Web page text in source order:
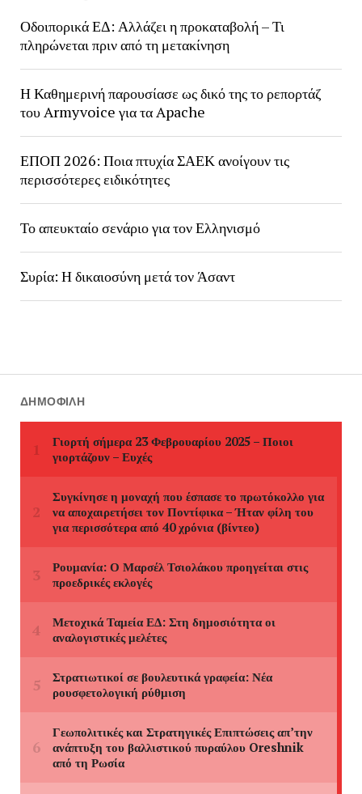
Οδοιπορικά ΕΔ: Αλλάζει η προκαταβολή – Τι
πληρώνεται πριν από τη μετακίνηση
Η Καθημερινή παρουσίασε ως δικό της το ρεπορτάζ
του Armyvoice για τα Apache
ΕΠΟΠ 2026: Ποια πτυχία ΣΑΕΚ ανοίγουν τις
περισσότερες ειδικότητες
Το απευκταίο σενάριο για τον Ελληνισμό
Συρία: Η δικαιοσύνη μετά τον Άσαντ
ΔΗΜΟΦΙΛΉ